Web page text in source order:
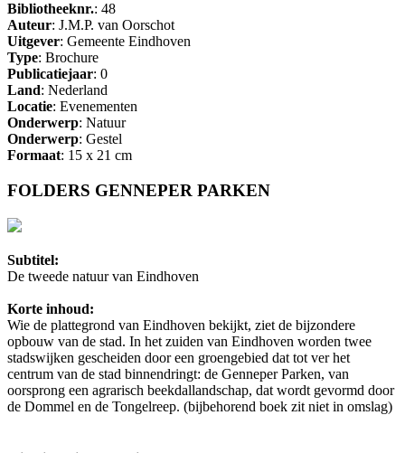
Bibliotheeknr.: 48
Auteur: J.M.P. van Oorschot
Uitgever: Gemeente Eindhoven
Type: Brochure
Publicatiejaar: 0
Land: Nederland
Locatie: Evenementen
Onderwerp: Natuur
Onderwerp: Gestel
Formaat: 15 x 21 cm
FOLDERS GENNEPER PARKEN
Subtitel:
De tweede natuur van Eindhoven
Korte inhoud:
Wie de plattegrond van Eindhoven bekijkt, ziet de bijzondere
opbouw van de stad. In het zuiden van Eindhoven worden twee
stadswijken gescheiden door een groengebied dat tot ver het
centrum van de stad binnendringt: de Genneper Parken, van
oorsprong een agrarisch beekdallandschap, dat wordt gevormd door
de Dommel en de Tongelreep. (bijbehorend boek zit niet in omslag)